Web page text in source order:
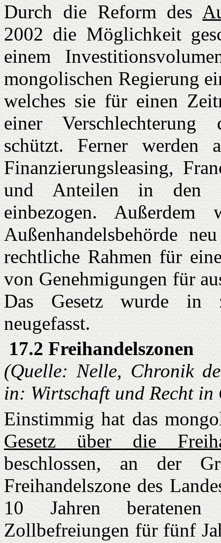
Durch die Reform des
2002 die Möglichkeit
einem
mongolischen Regierung
welches sie für einen
einer Verschlechterung
schützt. Ferner werden
Finanzierungsleasing,
und Anteilen in den
einbezogen. Außerdem
Außenhandelsbehörde
rechtliche Rahmen für
von Genehmigungen für
Das Gesetz wurde in
neugefasst.
17.2 Freihandelszonen
(Quelle: Nelle, Chronik
in: Wirtschaft und Recht in
Einstimmig hat das
Gesetz über die
beschlossen, an der
Freihandelszone des
10 Jahren
Zollbefreiungen für fünf